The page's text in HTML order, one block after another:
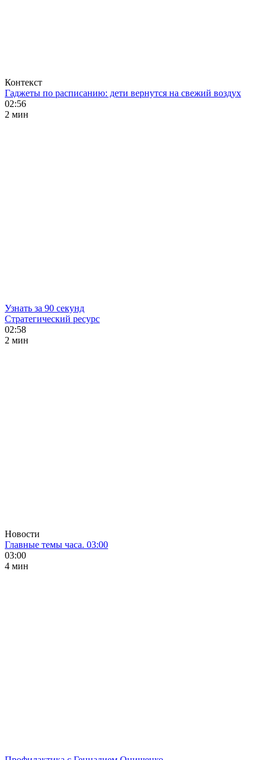
Контекст
Гаджеты по расписанию: дети вернутся на свежий воздух
02:56
2 мин
Узнать за 90 секунд
Стратегический ресурс
02:58
2 мин
Новости
Главные темы часа. 03:00
03:00
4 мин